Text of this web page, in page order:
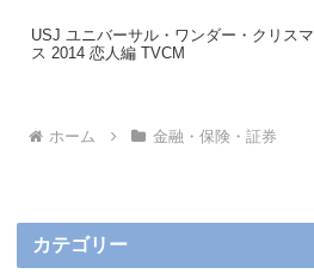
USJ ユニバーサル・ワンダー・クリスマ
ス 2014 恋人編 TVCM
ホーム 金融・保険・証券
カテゴリー